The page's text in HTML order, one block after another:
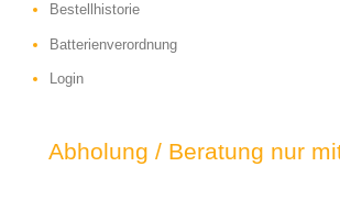
Bestellhistorie
Batterienverordnung
Login
Abholung / Beratung nur